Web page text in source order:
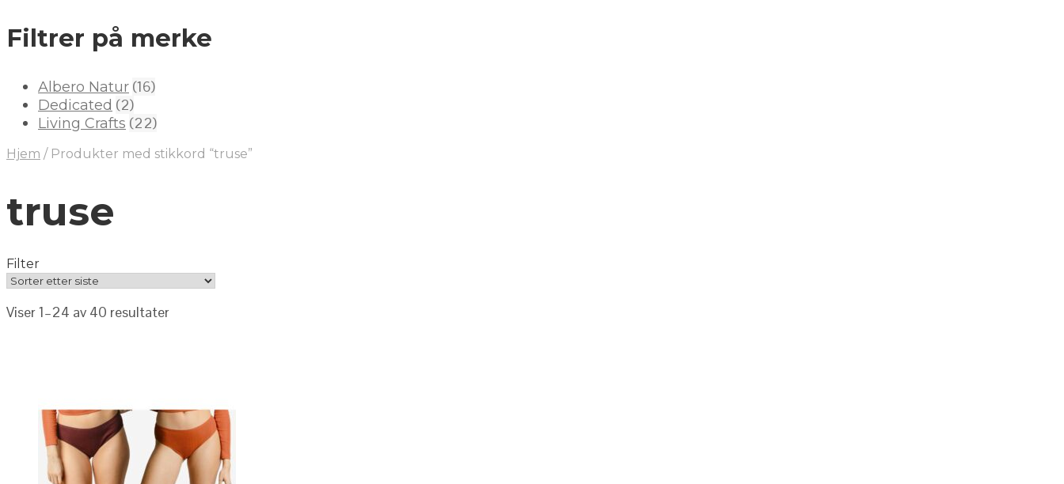
Filtrer på merke
Albero Natur (16)
Dedicated (2)
Living Crafts (22)
Hjem /Produkter med stikkord “truse”
truse
Filter
Viser 1–24 av 40 resultater